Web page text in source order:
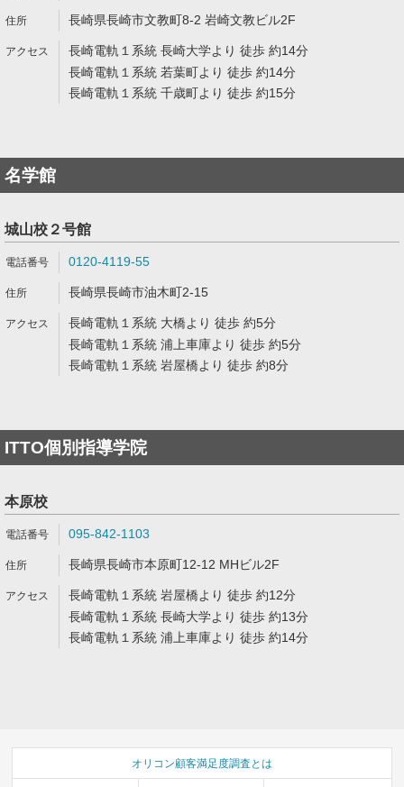
長崎県長崎市文教町8-2 岩崎文教ビル2F
長崎電軌１系統 長崎大学より 徒歩 約14分
長崎電軌１系統 若葉町より 徒歩 約14分
長崎電軌１系統 千歳町より 徒歩 約15分
名学館
城山校２号館
0120-4119-55
長崎県長崎市油木町2-15
長崎電軌１系統 大橋より 徒歩 約5分
長崎電軌１系統 浦上車庫より 徒歩 約5分
長崎電軌１系統 岩屋橋より 徒歩 約8分
ITTO個別指導学院
本原校
095-842-1103
長崎県長崎市本原町12-12 MHビル2F
長崎電軌１系統 岩屋橋より 徒歩 約12分
長崎電軌１系統 長崎大学より 徒歩 約13分
長崎電軌１系統 浦上車庫より 徒歩 約14分
オリコン顧客満足度調査とは